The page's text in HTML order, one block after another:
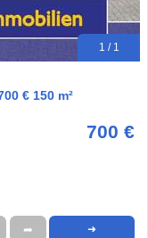
1 / 1
€ 150 m²
700 €
➦ ➜